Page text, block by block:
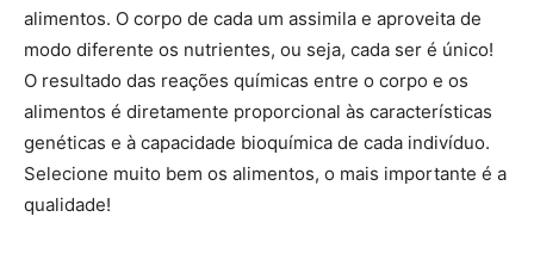
alimentos. O corpo de cada um assimila e aproveita de
modo diferente os nutrientes, ou seja, cada ser é único!
O resultado das reações químicas entre o corpo e os
alimentos é diretamente proporcional às características
genéticas e à capacidade bioquímica de cada indivíduo.
Selecione muito bem os alimentos, o mais importante é a
qualidade!